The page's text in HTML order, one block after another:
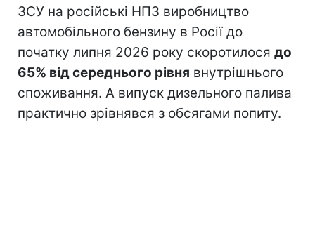
ЗСУ на російські НПЗ виробництво
автомобільного бензину в Росії до
початку липня 2026 року скоротилося до
65% від середнього рівня внутрішнього
споживання. А випуск дизельного палива
практично зрівнявся з обсягами попиту.